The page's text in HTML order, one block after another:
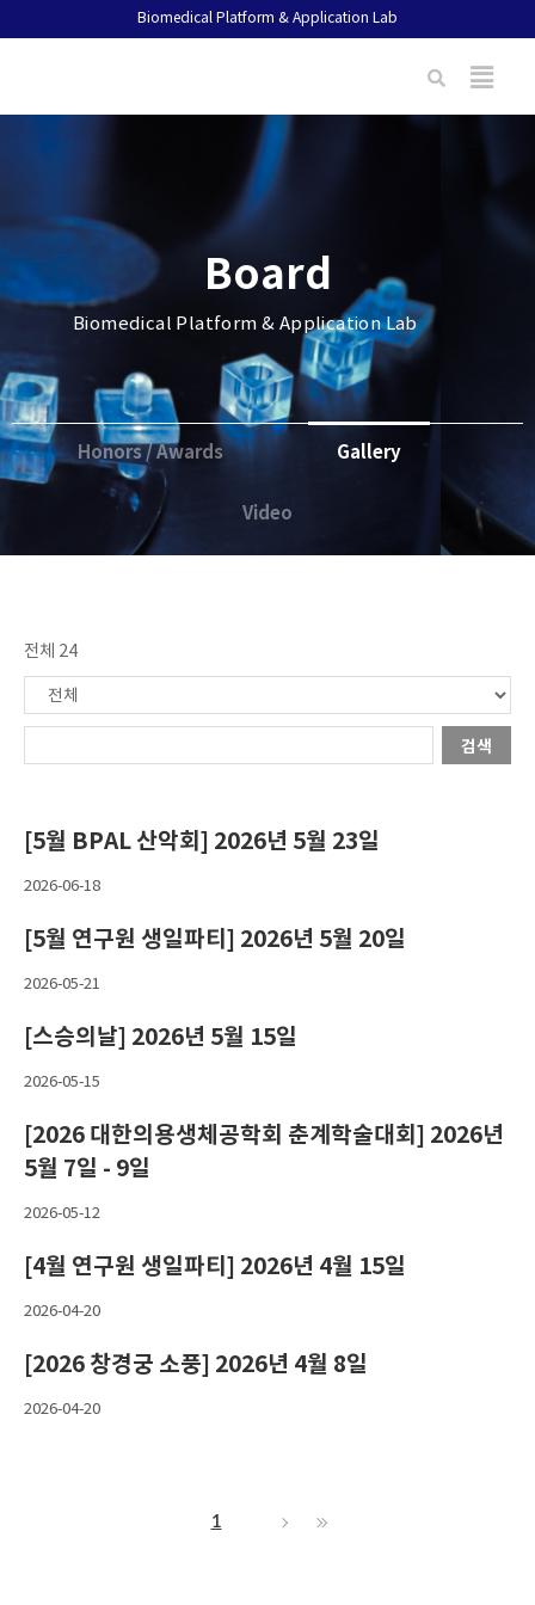
Biomedical Platform & Application Lab
Board
Biomedical Platform & Application Lab
Honors / Awards Gallery
Video
전체 24
검색
[5월 BPAL 산악회] 2026년 5월 23일
2026-06-18
[5월 연구원 생일파티] 2026년 5월 20일
2026-05-21
[스승의날] 2026년 5월 15일
2026-05-15
[2026 대한의용생체공학회 춘계학술대회] 2026년
5월 7일 - 9일
2026-05-12
[4월 연구원 생일파티] 2026년 4월 15일
2026-04-20
[2026 창경궁 소풍] 2026년 4월 8일
2026-04-20
1